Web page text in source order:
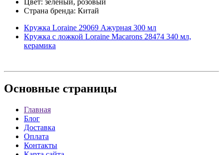
Цвет: зеленый, розовый
Страна бренда: Китай
Кружка Loraine 29069 Ажурная 300 мл
Кружка с ложкой Loraine Macarons 28474 340 мл,
керамика
Основные страницы
Главная
Блог
Доставка
Оплата
Контакты